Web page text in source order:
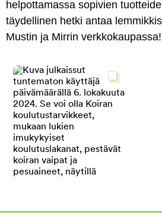
helpottamassa sopivien
täydellinen hetki antaa
Mustin ja Mirrin verkkokaupassa!